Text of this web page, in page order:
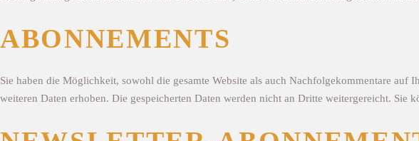
ABONNEMENTS
Sie haben die Möglichkeit, sowohl die gesamte Website als auch Nachfolgekommentare
weiteren Daten erhoben. Die gespeicherten Daten werden nicht an Dritte weitergereicht. Sie